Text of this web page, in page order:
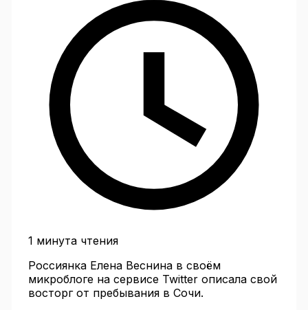
1 минута чтения
Россиянка Елена Веснина в своём
микроблоге на сервисе Twitter описала свой
восторг от пребывания в Сочи.